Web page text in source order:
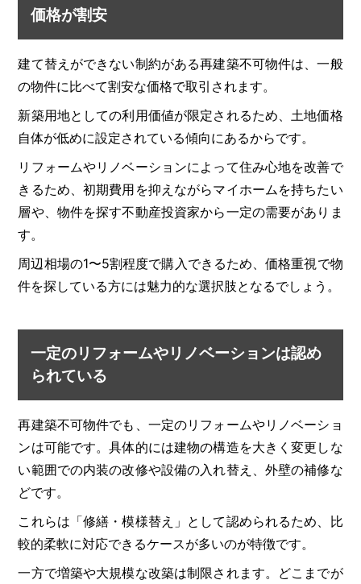
価格が割安
建て替えができない制約がある再建築不可物件は、一般
の物件に比べて割安な価格で取引されます。
新築用地としての利用価値が限定されるため、土地価格
自体が低めに設定されている傾向にあるからです。
リフォームやリノベーションによって住み心地を改善で
きるため、初期費用を抑えながらマイホームを持ちたい
層や、物件を探す不動産投資家から一定の需要がありま
す。
周辺相場の1〜5割程度で購入できるため、価格重視で物
件を探している方には魅力的な選択肢となるでしょう。
一定のリフォームやリノベーションは認め
られている
再建築不可物件でも、一定のリフォームやリノベーショ
ンは可能です。具体的には建物の構造を大きく変更しな
い範囲での内装の改修や設備の入れ替え、外壁の補修な
どです。
これらは「修繕・模様替え」として認められるため、比
較的柔軟に対応できるケースが多いのが特徴です。
一方で増築や大規模な改築は制限されます。どこまでが